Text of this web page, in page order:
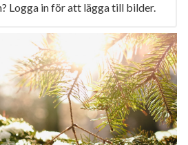
Logga in för att lägga till bilder.